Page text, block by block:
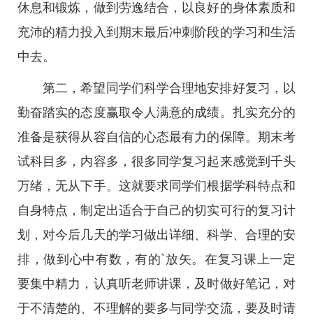
休息和锻炼，做到劳逸结合，以良好的身体素质和
充沛的精力投入到期末最后冲刺阶段的学习和生活
中去。
第二，希望同学们科学合理地安排好复习，以
勤奋踏实的态度赢取令人满意的成绩。扎实充分的
准备是获得从容自信的心态最有力的保障。期末考
试科目多，内容多，很多同学复习起来感觉到千头
万绪，无从下手。这就要求同学们根据学科特点和
自身特点，制定出适合于自己的切实可行的复习计
划，对今后几天的学习做出详细、科学、合理的安
排，做到心中有数，有的`放矢。在复习课上一定
要集中精力，认真听老师讲课，及时做好笔记，对
于不清楚的、不理解的要多与同学交流，要及时请